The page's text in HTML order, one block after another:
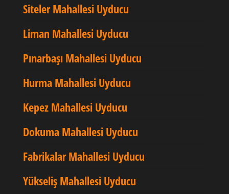
Siteler Mahallesi Uyducu
Liman Mahallesi Uyducu
Pınarbaşı Mahallesi Uyducu
Hurma Mahallesi Uyducu
Kepez Mahallesi Uyducu
Dokuma Mahallesi Uyducu
Fabrikalar Mahallesi Uyducu
Yükseliş Mahallesi Uyducu